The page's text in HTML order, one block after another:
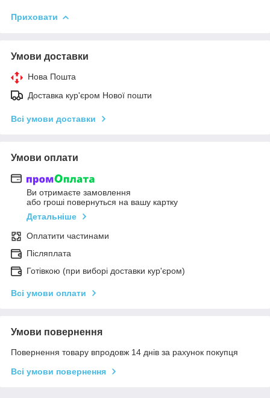
Приховати
Умови доставки
Нова Пошта
Доставка кур'єром Нової пошти
Всі умови доставки
Умови оплати
Ви отримаєте замовлення
або гроші повернуться на вашу картку
Детальніше
Оплатити частинами
Післяплата
Готівкою (при виборі доставки кур'єром)
Всі умови оплати
Умови повернення
Повернення товару впродовж 14 днів за рахунок покупця
Всі умови повернення